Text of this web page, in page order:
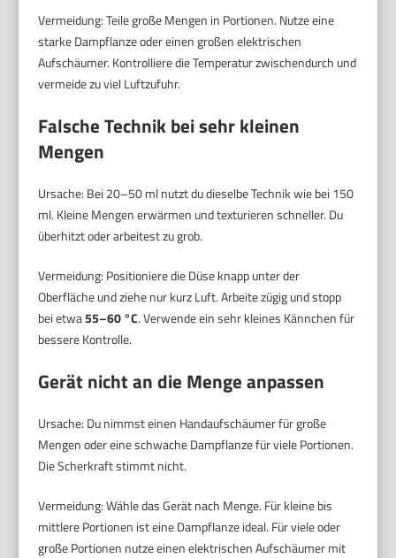
Vermeidung: Teile große Mengen in Portionen. Nutze eine
starke Dampflanze oder einen großen elektrischen
Aufschäumer. Kontrolliere die Temperatur zwischendurch und
vermeide zu viel Luftzufuhr.
Falsche Technik bei sehr kleinen
Mengen
Ursache: Bei 20–50 ml nutzt du dieselbe Technik wie bei 150
ml. Kleine Mengen erwärmen und texturieren schneller. Du
überhitzt oder arbeitest zu grob.
Vermeidung: Positioniere die Düse knapp unter der
Oberfläche und ziehe nur kurz Luft. Arbeite zügig und stopp
bei etwa55–60 °C. Verwende ein sehr kleines Kännchen für
bessere Kontrolle.
Gerät nicht an die Menge anpassen
Ursache: Du nimmst einen Handaufschäumer für große
Mengen oder eine schwache Dampflanze für viele Portionen.
Die Scherkraft stimmt nicht.
Vermeidung: Wähle das Gerät nach Menge. Für kleine bis
mittlere Portionen ist eine Dampflanze ideal. Für viele oder
große Portionen nutze einen elektrischen Aufschäumer mit